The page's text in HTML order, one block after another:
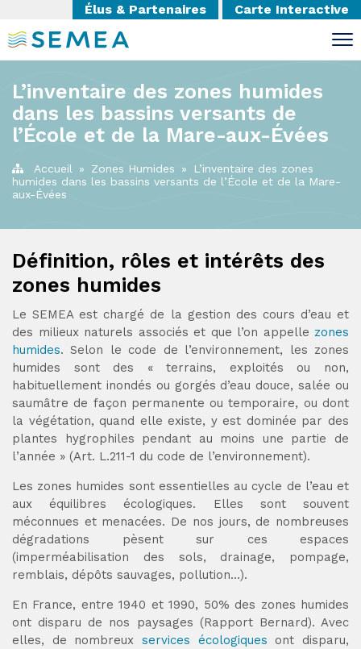
Élus & Partenaires Carte Interactive
L’inventaire des zones humides
dans les bassins versants de
l’École et de la Mare-aux-Évées
Accueil » Zones Humides »
L’inventaire des zones
humides dans les bassins versants de l’École et de la Mare-
aux-Évées
Définition, rôles et intérêts des
zones humides
Le SEMEA est chargé de la gestion des cours d’eau et
des milieux naturels associés et que l’on appelle zones
humides. Selon le code de l’environnement, les zones
humides sont des « terrains, exploités ou non,
habituellement inondés ou gorgés d’eau douce, salée ou
saumâtre de façon permanente ou temporaire, ou dont
la végétation, quand elle existe, y est dominée par des
plantes hygrophiles pendant au moins une partie de
l’année » (Art. L.211-1 du code de l’environnement).
Les zones humides sont essentielles au cycle de l’eau et
aux équilibres écologiques. Elles sont souvent
méconnues et menacées. De nos jours, de nombreuses
dégradations pèsent sur ces espaces
(imperméabilisation des sols, drainage, pompage,
remblais, dépôts sauvages, pollution…).
En France, entre 1940 et 1990, 50% des zones humides
ont disparu de nos paysages (Rapport Bernard). Avec
elles, de nombreux services écologiques ont disparu,